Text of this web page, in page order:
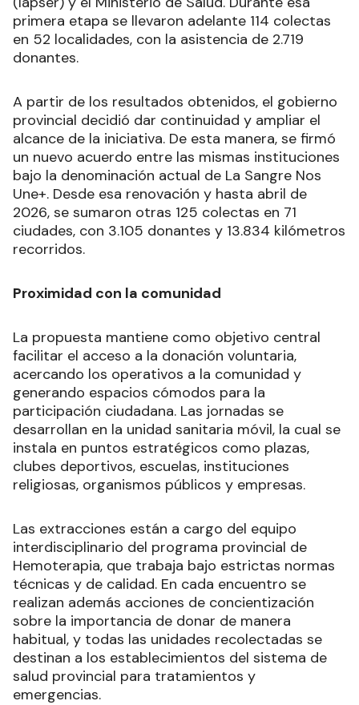
primera etapa se llevaron adelante 114 colectas
en 52 localidades, con la asistencia de 2.719
donantes.
A partir de los resultados obtenidos, el gobierno
provincial decidió dar continuidad y ampliar el
alcance de la iniciativa. De esta manera, se firmó
un nuevo acuerdo entre las mismas instituciones
bajo la denominación actual de La Sangre Nos
Une+. Desde esa renovación y hasta abril de
2026, se sumaron otras 125 colectas en 71
ciudades, con 3.105 donantes y 13.834 kilómetros
recorridos.
Proximidad con la comunidad
La propuesta mantiene como objetivo central
facilitar el acceso a la donación voluntaria,
acercando los operativos a la comunidad y
generando espacios cómodos para la
participación ciudadana. Las jornadas se
desarrollan en la unidad sanitaria móvil, la cual se
instala en puntos estratégicos como plazas,
clubes deportivos, escuelas, instituciones
religiosas, organismos públicos y empresas.
Las extracciones están a cargo del equipo
interdisciplinario del programa provincial de
Hemoterapia, que trabaja bajo estrictas normas
técnicas y de calidad. En cada encuentro se
realizan además acciones de concientización
sobre la importancia de donar de manera
habitual, y todas las unidades recolectadas se
destinan a los establecimientos del sistema de
salud provincial para tratamientos y
emergencias.